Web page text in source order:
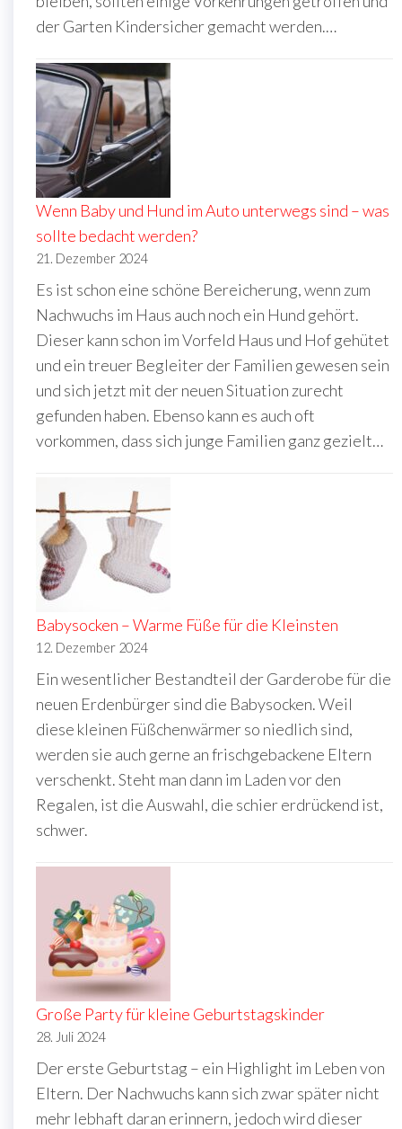
der Garten Kindersicher gemacht werden.…
Wenn Baby und Hund im Auto unterwegs sind – was
sollte bedacht werden?
21. Dezember 2024
Es ist schon eine schöne Bereicherung, wenn zum
Nachwuchs im Haus auch noch ein Hund gehört.
Dieser kann schon im Vorfeld Haus und Hof gehütet
und ein treuer Begleiter der Familien gewesen sein
und sich jetzt mit der neuen Situation zurecht
gefunden haben. Ebenso kann es auch oft
vorkommen, dass sich junge Familien ganz gezielt…
Babysocken – Warme Füße für die Kleinsten
12. Dezember 2024
Ein wesentlicher Bestandteil der Garderobe für die
neuen Erdenbürger sind die Babysocken. Weil
diese kleinen Füßchenwärmer so niedlich sind,
werden sie auch gerne an frischgebackene Eltern
verschenkt. Steht man dann im Laden vor den
Regalen, ist die Auswahl, die schier erdrückend ist,
schwer.
Große Party für kleine Geburtstagskinder
28. Juli 2024
Der erste Geburtstag – ein Highlight im Leben von
Eltern. Der Nachwuchs kann sich zwar später nicht
mehr lebhaft daran erinnern, jedoch wird dieser